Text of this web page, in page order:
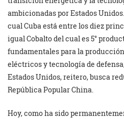
ambicionadas por Estados
cual Cuba está entre los diez
igual Cobalto del cual es 5°
fundamentales para la
eléctricos y tecnología de
Estados Unidos, reitero, busca
República Popular China.
Hoy, como ha sido